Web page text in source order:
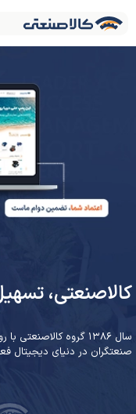
کالاصنعتی،
سال ۱۳۸۶ گروه
صنعتگران در دنیای دیجیتال